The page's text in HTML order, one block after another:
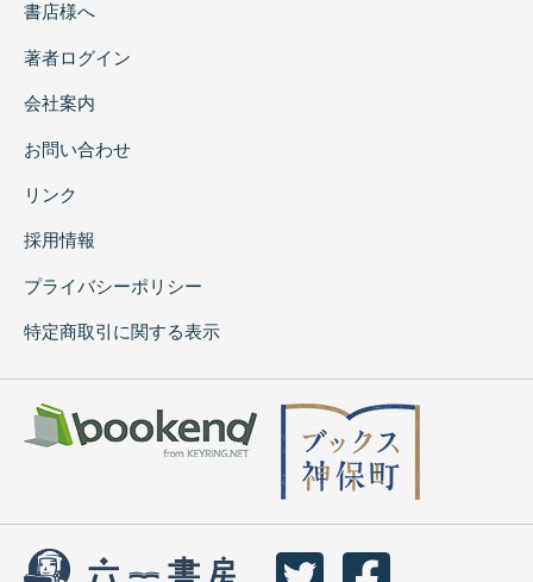
書店様へ
著者ログイン
会社案内
お問い合わせ
リンク
採用情報
プライバシーポリシー
特定商取引に関する表示